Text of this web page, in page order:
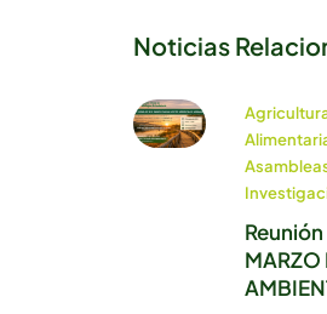
Noticias
Reunión
MARZO